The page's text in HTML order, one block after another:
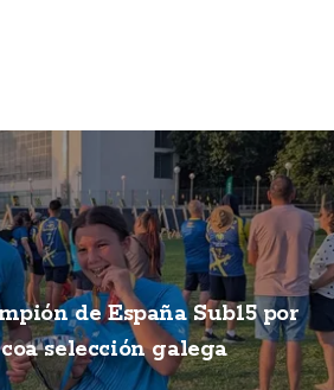
de España Sub15 por
selección galega